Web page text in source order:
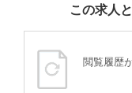
この求人
閲覧履歴